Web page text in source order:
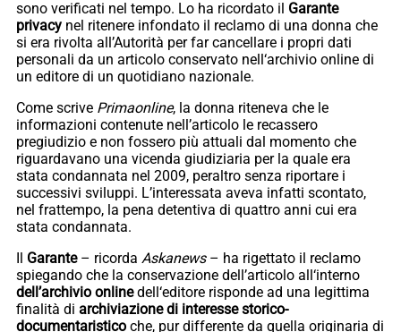
sono verificati nel tempo. Lo ha ricordato il Garante
privacy nel ritenere infondato il reclamo di una donna che
si era rivolta all’Autorità per far cancellare i propri dati
personali da un articolo conservato nell‘archivio online di
un editore di un quotidiano nazionale.
Come scrive Primaonline, la donna riteneva che le
informazioni contenute nell’articolo le recassero
pregiudizio e non fossero più attuali dal momento che
riguardavano una vicenda giudiziaria per la quale era
stata condannata nel 2009, peraltro senza riportare i
successivi sviluppi. L’interessata aveva infatti scontato,
nel frattempo, la pena detentiva di quattro anni cui era
stata condannata.
Il Garante– ricorda Askanews– ha rigettato il reclamo
spiegando che la conservazione dell’articolo all‘interno
dell’archivio onlinedell‘editore risponde ad una legittima
finalità di archiviazione di interesse storico-
documentaristico che, pur differente da quella originaria di